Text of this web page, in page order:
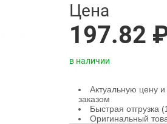
Цена
197.82
в наличии
Актуальную цену
заказом
Быстрая отгрузка
Оригинальный